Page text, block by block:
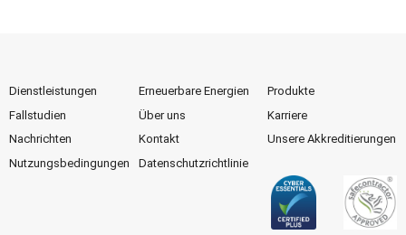
Dienstleistungen Erneuerbare Energien
Produkte
Fallstudien
Über uns
Karriere
Nachrichten
Kontakt
Unsere Akkreditierungen
Nutzungsbedingungen
Datenschutzrichtlinie